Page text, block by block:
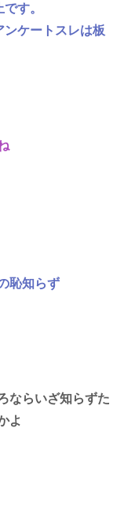
す。
ケートスレは板
恥知らず
ならいざ知らずた
よ